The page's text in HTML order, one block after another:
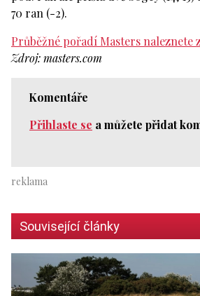
70 ran (-2).
Průběžné pořadí Masters naleznete
Zdroj: masters.com
Komentáře
Přihlaste se a můžete přidat
Související články